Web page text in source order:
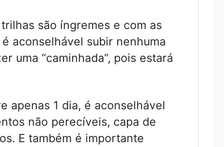
são íngremes e com as
aconselhável subir nenhuma
uma “caminhada”, pois estará
apenas 1 dia, é aconselhável
não perecíveis, capa de
E também é importante